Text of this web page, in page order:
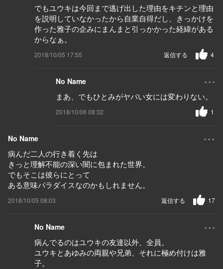
でもユウキは今回まで逃げ出した理由をキチンと理由
を説明していなかったから自業自得だし、きっかけを
作った雅子の企みにまんまと引っかかった経緯がある
からなぁ。
2018/10/05 17:55 4
返信する
No Name ...
まあ、でもひとみがヤバい女には変わりない。
2018/10/06 08:32 1
No Name ...
病んだ二人の行き着く先は
きっと理解不能の深い闇に包まれた世界。
でもそこは彼らにとって
ある意味パラダイスなのかもしれません。
2018/10/05 08:03 17
返信する
No Name ...
病んでるのはユウキの友達以外、全員。
ユウキとあゆみの両親や兄弟、それに極め付けは雅
子。